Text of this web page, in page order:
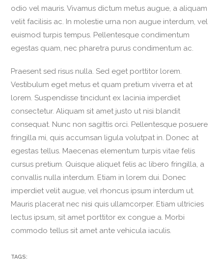
odio vel mauris. Vivamus dictum metus augue, a aliquam
velit facilisis ac. In molestie urna non augue interdum, vel
euismod turpis tempus. Pellentesque condimentum
egestas quam, nec pharetra purus condimentum ac.
Praesent sed risus nulla. Sed eget porttitor lorem.
Vestibulum eget metus et quam pretium viverra et at
lorem. Suspendisse tincidunt ex lacinia imperdiet
consectetur. Aliquam sit amet justo ut nisi blandit
consequat. Nunc non sagittis orci. Pellentesque posuere
fringilla mi, quis accumsan ligula volutpat in. Donec at
egestas tellus. Maecenas elementum turpis vitae felis
cursus pretium. Quisque aliquet felis ac libero fringilla, a
convallis nulla interdum. Etiam in lorem dui. Donec
imperdiet velit augue, vel rhoncus ipsum interdum ut.
Mauris placerat nec nisi quis ullamcorper. Etiam ultricies
lectus ipsum, sit amet porttitor ex congue a. Morbi
commodo tellus sit amet ante vehicula iaculis.
TAGS: